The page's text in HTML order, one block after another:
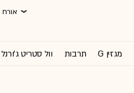
אורח
מגזין G תרבות וול סטריט ג'ורנל